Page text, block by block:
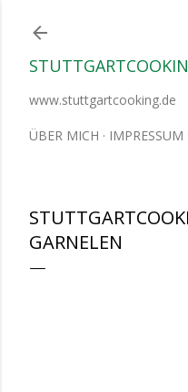
www.stuttgartcooking.de
ÜBER MICH IMPRESSUM
GARNELEN